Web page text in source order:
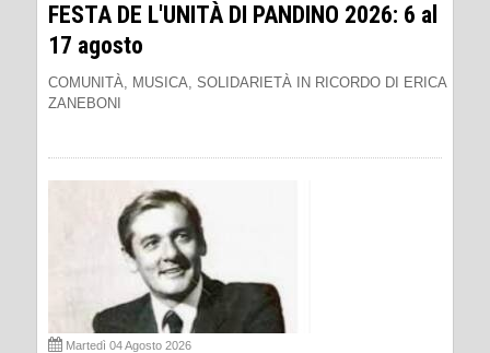
FESTA DE L'UNITÀ DI PANDINO 2026: 6 al
17 agosto
COMUNITÀ, MUSICA, SOLIDARIETÀ IN RICORDO DI ERICA
ZANEBONI
Martedì 04 Agosto 2026